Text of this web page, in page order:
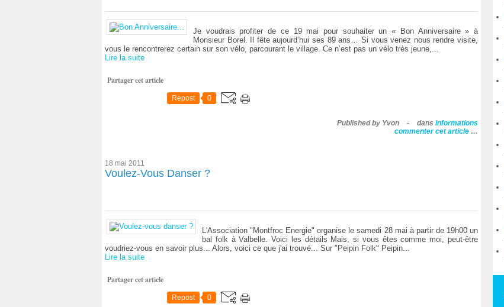
Je voudrais profiter de ce 19 mai pour souhaiter un « Bon Anniversaire » à
Monsieur Borel. Il fête aujourd’hui ses 89 ans… Si vous venez nous rendre visite,
vous le rencontrerez certain sur son vélo, parcourant le village. Ce n’est pas un vélo très jeune,...
Lire la suite
Partager cet article
Repost 0
Published by Yvon - dans informations
commenter cet article …
18 mai 2011
Voulez-Vous Danser ?
L'Association "Montfroc Energie" organise le samedi 28 mai à partir de 19h00 un
bal folk à Valbelle. Voici les détails Mais, si vous êtes comme moi, peut-être
voudriez-vous en savoir plus... Alors, voici ce que j'ai trouvé... Sur "Peipin Folk" Peipin...
Lire la suite
Partager cet article
Repost 0